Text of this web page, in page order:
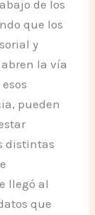
de los
que los
y
la vía
pueden
distintas
llegó al
que